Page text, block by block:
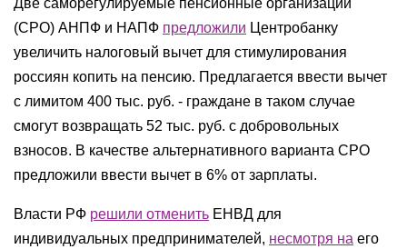
Две саморегулируемые пенсионные организации
(СРО) АНПФ и НАПФ предложили Центробанку
увеличить налоговый вычет для стимулирования
россиян копить на пенсию. Предлагается ввести вычет
с лимитом 400 тыс. руб. - граждане в таком случае
смогут возвращать 52 тыс. руб. с добровольных
взносов. В качестве альтернативного варианта СРО
предложили ввести вычет в 6% от зарплаты.
Власти РФ решили отменить ЕНВД для
индивидуальных предпринимателей, несмотря на его